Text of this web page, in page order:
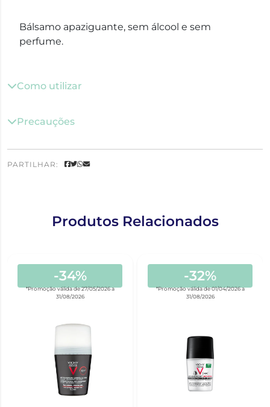
Bálsamo apaziguante, sem álcool e sem
perfume.
Como utilizar
Precauções
PARTILHAR:
Produtos Relacionados
-34%
*Promoção válida de 27/05/2026 a
31/08/2026
-32%
*Promoção válida de 01/04/2026 a
31/08/2026